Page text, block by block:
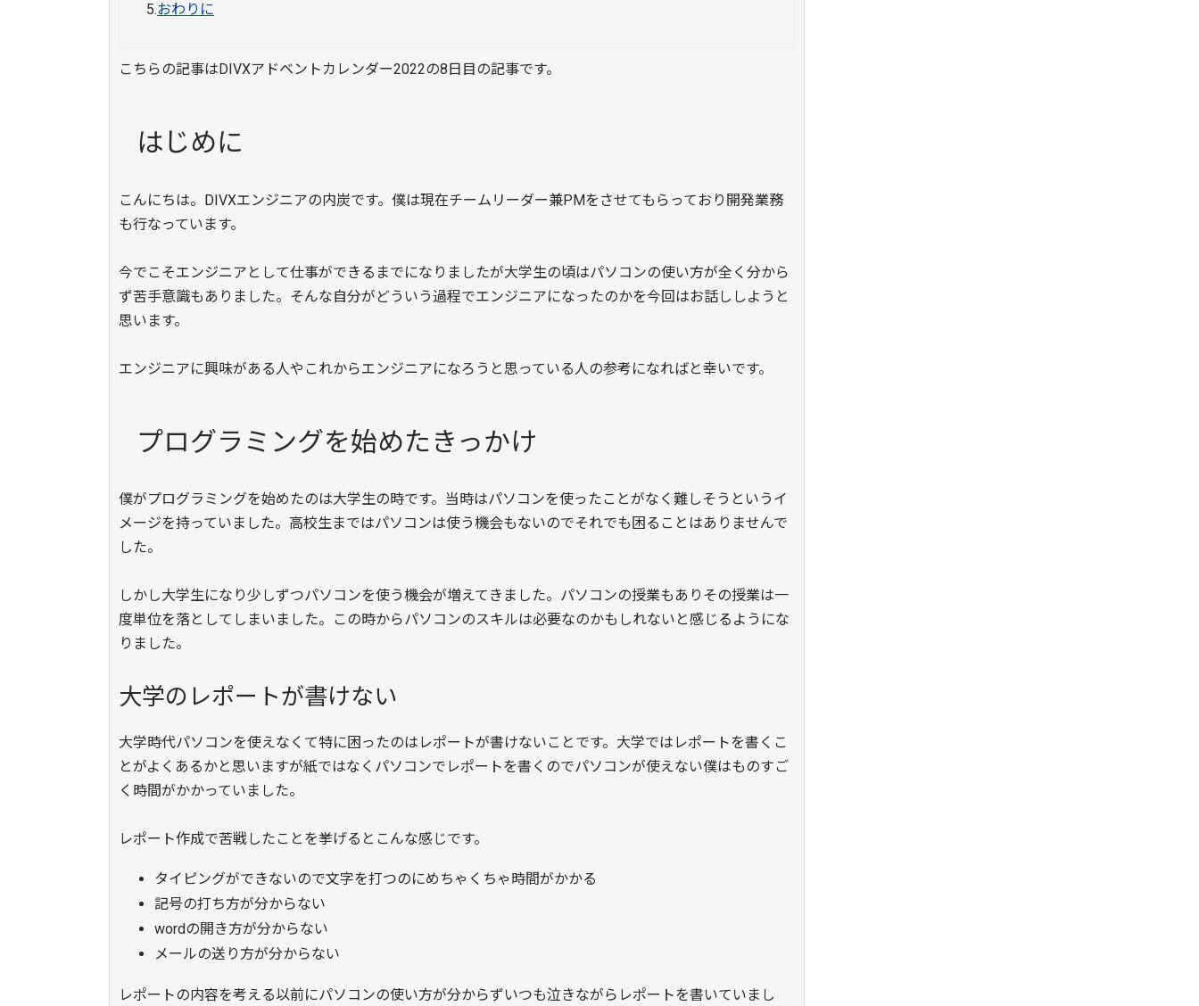
5.おわりに
こちらの記事はDIVXアドベントカレンダー2022の8日目の記事です。
はじめに
こんにちは。DIVXエンジニアの内炭です。僕は現在チームリーダー兼PMをさせてもらっており開発業務
も行なっています。
今でこそエンジニアとして仕事ができるまでになりましたが大学生の頃はパソコンの使い方が全く分から
ず苦手意識もありました。そんな自分がどういう過程でエンジニアになったのかを今回はお話ししようと
思います。
エンジニアに興味がある人やこれからエンジニアになろうと思っている人の参考になればと幸いです。
プログラミングを始めたきっかけ
僕がプログラミングを始めたのは大学生の時です。当時はパソコンを使ったことがなく難しそうというイ
メージを持っていました。高校生まではパソコンは使う機会もないのでそれでも困ることはありませんで
した。
しかし大学生になり少しずつパソコンを使う機会が増えてきました。パソコンの授業もありその授業は一
度単位を落としてしまいました。この時からパソコンのスキルは必要なのかもしれないと感じるようにな
りました。
大学のレポートが書けない
大学時代パソコンを使えなくて特に困ったのはレポートが書けないことです。大学ではレポートを書くこ
とがよくあるかと思いますが紙ではなくパソコンでレポートを書くのでパソコンが使えない僕はものすご
く時間がかかっていました。
レポート作成で苦戦したことを挙げるとこんな感じです。
タイピングができないので文字を打つのにめちゃくちゃ時間がかかる
記号の打ち方が分からない
wordの開き方が分からない
メールの送り方が分からない
レポートの内容を考える以前にパソコンの使い方が分からずいつも泣きながらレポートを書いていまし